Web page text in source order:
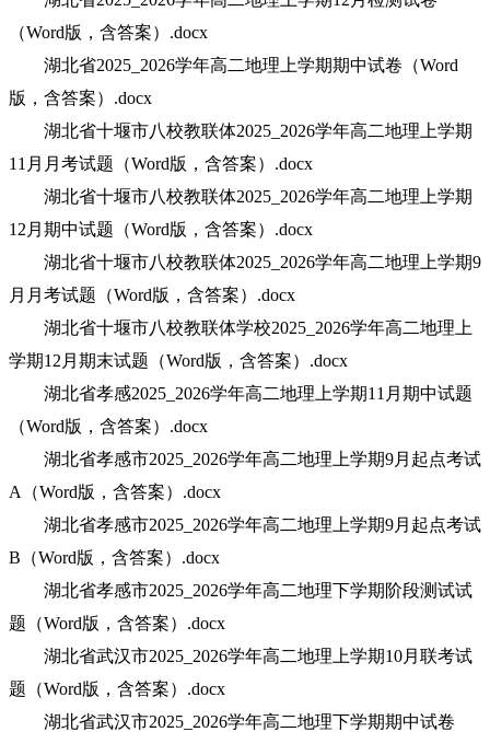
（Word版，含答案）.docx
湖北省2025_2026学年高二地理上学期期中试卷（Word
版，含答案）.docx
湖北省十堰市八校教联体2025_2026学年高二地理上学期
11月月考试题（Word版，含答案）.docx
湖北省十堰市八校教联体2025_2026学年高二地理上学期
12月期中试题（Word版，含答案）.docx
湖北省十堰市八校教联体2025_2026学年高二地理上学期9
月月考试题（Word版，含答案）.docx
湖北省十堰市八校教联体学校2025_2026学年高二地理上
学期12月期末试题（Word版，含答案）.docx
湖北省孝感2025_2026学年高二地理上学期11月期中试题
（Word版，含答案）.docx
湖北省孝感市2025_2026学年高二地理上学期9月起点考试
A（Word版，含答案）.docx
湖北省孝感市2025_2026学年高二地理上学期9月起点考试
B（Word版，含答案）.docx
湖北省孝感市2025_2026学年高二地理下学期阶段测试试
题（Word版，含答案）.docx
湖北省武汉市2025_2026学年高二地理上学期10月联考试
题（Word版，含答案）.docx
湖北省武汉市2025_2026学年高二地理下学期期中试卷